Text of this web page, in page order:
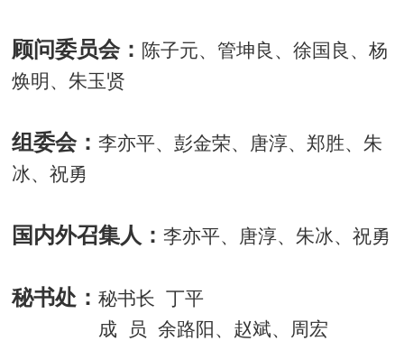
顾问委员会： 陈子元、管坤良、徐国良、杨
焕明、朱玉贤
组委会：李亦平、彭金荣、唐淳、郑胜、朱
冰、祝勇
国内外召集人：李亦平、唐淳、朱冰、祝勇
秘书处：秘书长
丁平
成
员 余路阳、赵斌、周宏